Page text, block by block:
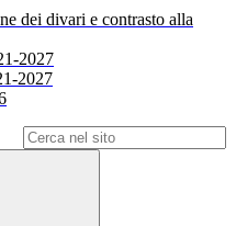
dei divari e contrasto alla
2027
2027